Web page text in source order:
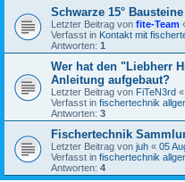
Schwarze 15° Bausteine
Letzter Beitrag von fite-Team
Verfasst in Kontakt mit
Antworten: 1
Wer hat den "Liebherr
Anleitung aufgebaut?
Letzter Beitrag von FiTeN3rd «
Verfasst in fischertechnik
Antworten: 3
Fischertechnik
Letzter Beitrag von juh « 05
Verfasst in fischertechnik
Antworten: 4